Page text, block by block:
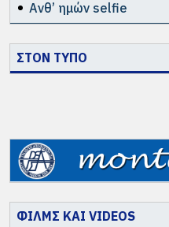
Ανθ’ ημών selfie
ΣΤΟΝ ΤΥΠΟ
ΦΙΛΜΣ ΚΑΙ VIDEOS